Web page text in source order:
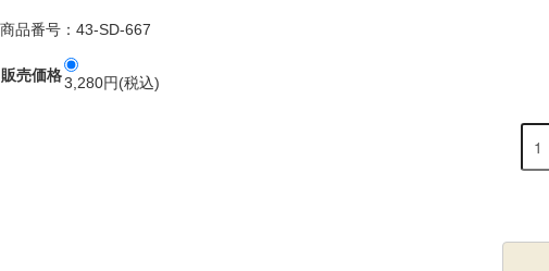
商品番号：43-SD-667
販売価格3,280円(税込)